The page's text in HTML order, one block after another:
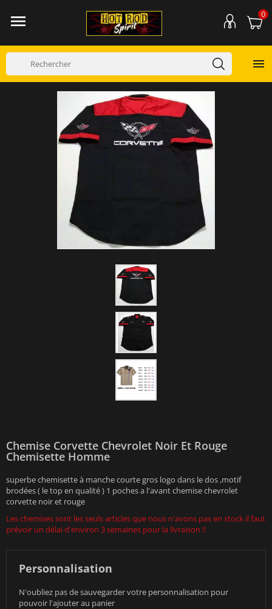
 0

Chemise Corvette Chevrolet Noir Et Rouge
Chemisette Homme
superbe chemisette à manche courte gros logo dans le dos ,motif
brodées ( le top en qualité ) 1 poches a l'avant chemise chevrolet
corvette noir et rouge
Les chemises sont les seuls articles que nous n'avons pas en stock il faut
prévoir un délai d'environ 3 semaines pour la livraison !!
Personnalisation
N'oubliez pas de sauvegarder votre personnalisation pour
pouvoir l'ajouter au panier